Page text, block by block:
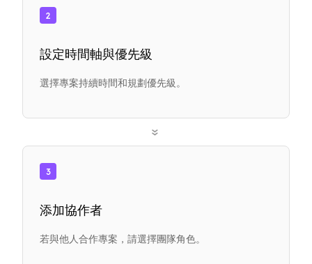
2
設定時間軸與優先級
選擇專案持續時間和規劃優先級。
»
3
添加協作者
若與他人合作專案，請選擇團隊角色。